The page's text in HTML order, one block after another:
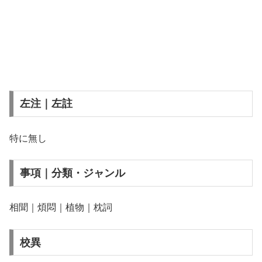
左注｜左註
特に無し
事項｜分類・ジャンル
相聞｜煩悶｜植物｜枕詞
校異